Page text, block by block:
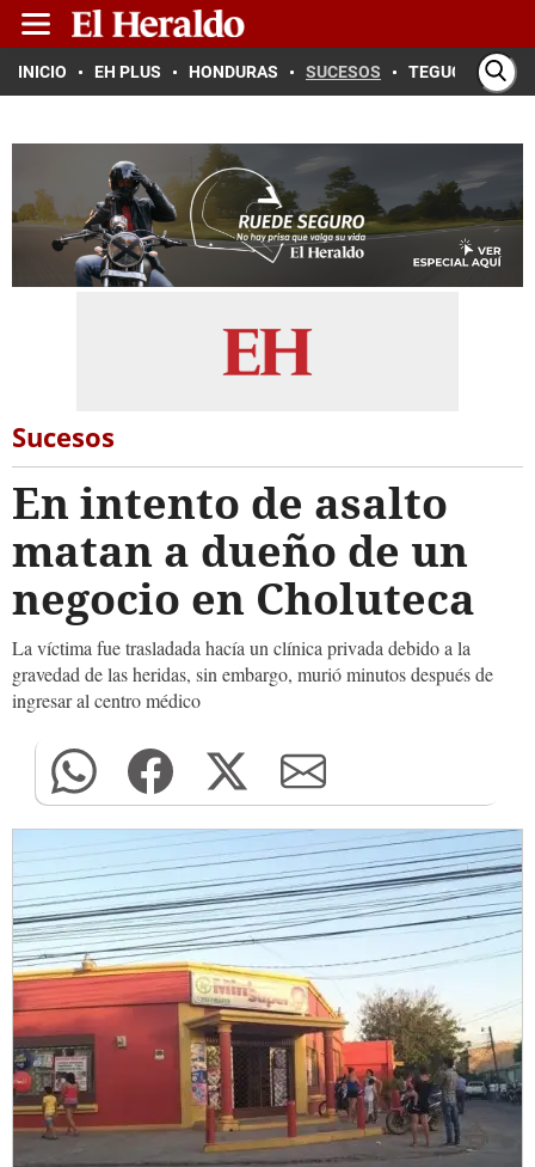
INICIO EH PLUS HONDURAS SUCESOS TEGUCIGALPA
Sucesos
En intento de asalto
matan a dueño de un
negocio en Choluteca
La víctima fue trasladada hacía un clínica privada debido a la
gravedad de las heridas, sin embargo, murió minutos después de
ingresar al centro médico